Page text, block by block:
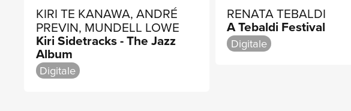
KIRI TE KANAWA, ANDRÉ
PREVIN, MUNDELL LOWE
Kiri Sidetracks - The Jazz
Album
Digitale
RENATA TEBALDI
A Tebaldi Festival
Digitale